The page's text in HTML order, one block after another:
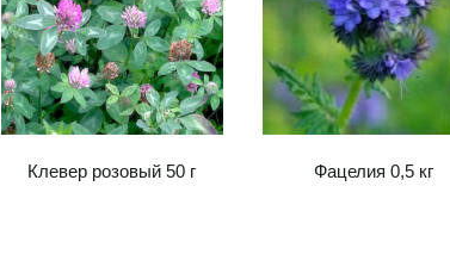
Клевер розовый 50 г Фацелия 0,5 кг